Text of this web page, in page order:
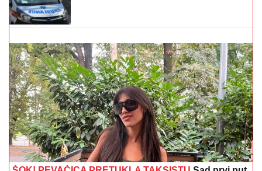
MNOGE OD OVIH PESAMA OBOŽAVATEOvo je 10
numera koje je Dino Merlin "ukrao" od stranih
izvođača - ostaćete u čudu kad vidite spisak
TEŠKA NESREĆA KOD RUME Auto